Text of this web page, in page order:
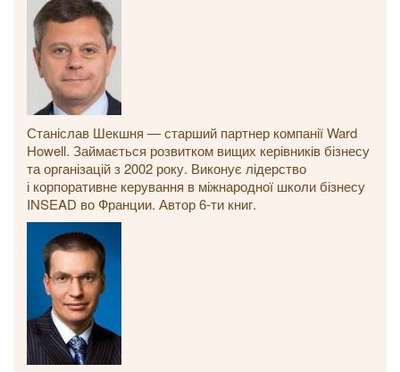
Станіслав Шекшня — старший партнер компанії Ward
Howell. Займається розвитком вищих керівників бізнесу
та організацій з 2002 року. Виконує лідерство
і корпоративне керування в міжнародної школи бізнесу
INSEAD во Франции. Автор 6-ти книг.